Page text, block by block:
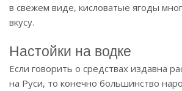
в свежем виде, кисловатые ягоды
вкусу.
Настойки на водке
Если говорить о средствах издавна
на Руси, то конечно большинство